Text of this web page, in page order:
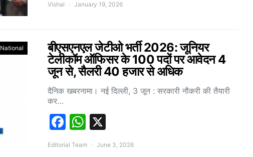
Vishal January 19, 2026
National
बीएसएनएल जेटीओ भर्ती 2026: जूनियर
टेलीकॉम ऑफिसर के 100 पदों पर आवेदन 4
जून से, सैलरी 40 हजार से अधिक
दैनिक खबरनामा। नई दिल्ली, 3 जून : सरकारी नौकरी की तैयारी
कर…
Facebook
WhatsApp
Editorial Team June 3, 2026